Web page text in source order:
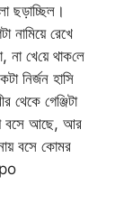
ছড়া‌চ্ছিল।
নামিয়ে রেখে
না খে‌য়ে থাক‌লে
নির্জন হা‌সি
থেকে গেঞ্জিটা
বসে আছে, আর
বসে কোমর